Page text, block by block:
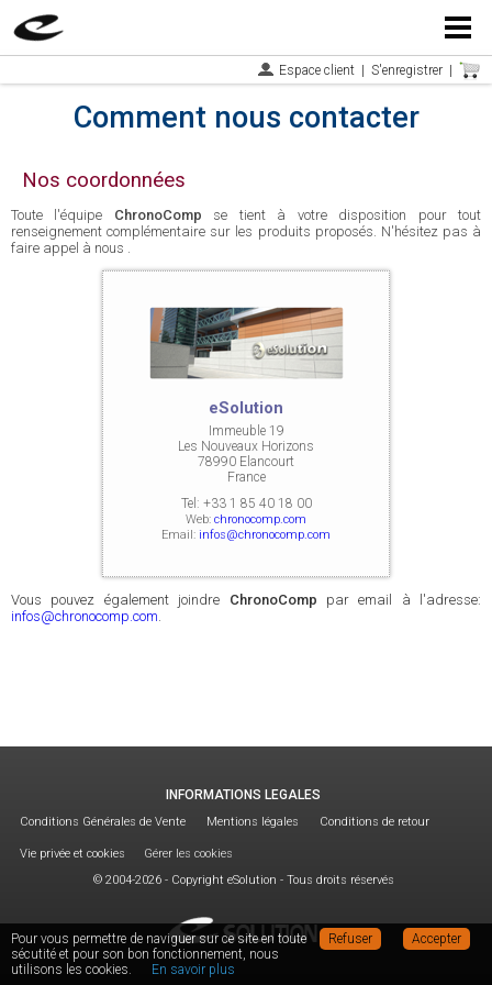
Menu
Espace client S'enregistrer
Comment nous contacter
Nos coordonnées
Toute l'équipe ChronoComp se tient à votre disposition pour tout
renseignement complémentaire sur les produits proposés. N'hésitez pas à
faire appel à nous .
eSolution
Immeuble 19
Les Nouveaux Horizons
78990 Elancourt
France
Tel: +33 1 85 40 18 00
Web: chronocomp.com
Email: infos@chronocomp.com
Vous pouvez également joindre ChronoComp par email à l'adresse:
infos@chronocomp.com.
INFORMATIONS LEGALES
Conditions Générales de Vente Mentions légales Conditions de retour
Vie privée et cookies
Gérer les cookies
© 2004-2026 - Copyright eSolution - Tous droits réservés
Accepter
Refuser
Pour vous permettre de naviguer sur ce site en toute
sécutité et pour son bon fonctionnement, nous
utilisons les cookies.
En savoir plus